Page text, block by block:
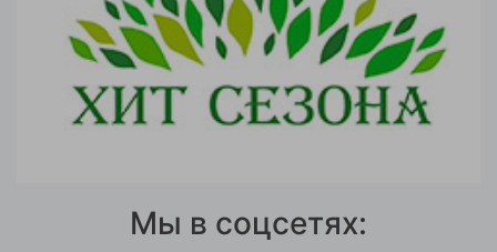
Мы в соцсетях: